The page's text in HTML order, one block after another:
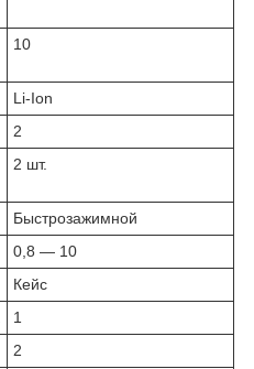
10
Li-Ion
2
2 шт.
Быстрозажимной
0,8 — 10
Кейс
1
2